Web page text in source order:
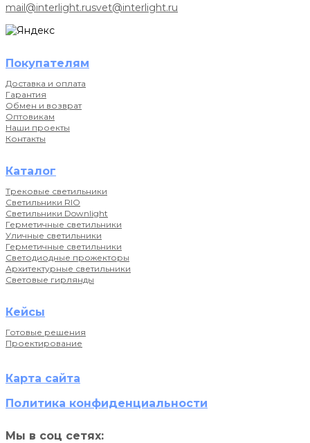
mail@interlight.rusvet@interlight.ru
Покупателям
Доставка и оплата
Гарантия
Обмен и возврат
Оптовикам
Наши проекты
Контакты
Каталог
Трековые светильники
Светильники RIO
Светильники Downlight
Герметичные светильники
Уличные светильники
Герметичные светильники
Светодиодные прожекторы
Архитектурные светильники
Световые гирлянды
Кейсы
Готовые решения
Проектирование
Карта сайта
Политика конфиденциальности
Мы в соц сетях: